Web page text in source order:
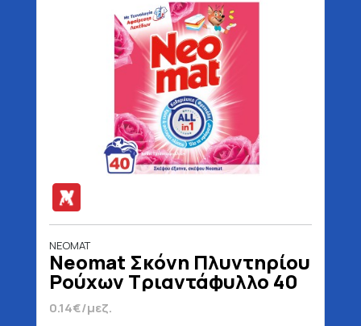
NEOMAT
Neomat Σκόνη Πλυντηρίου
Ρούχων Τριαντάφυλλο 40
Μεζούρες 2 kg
0.14€/μεζ.